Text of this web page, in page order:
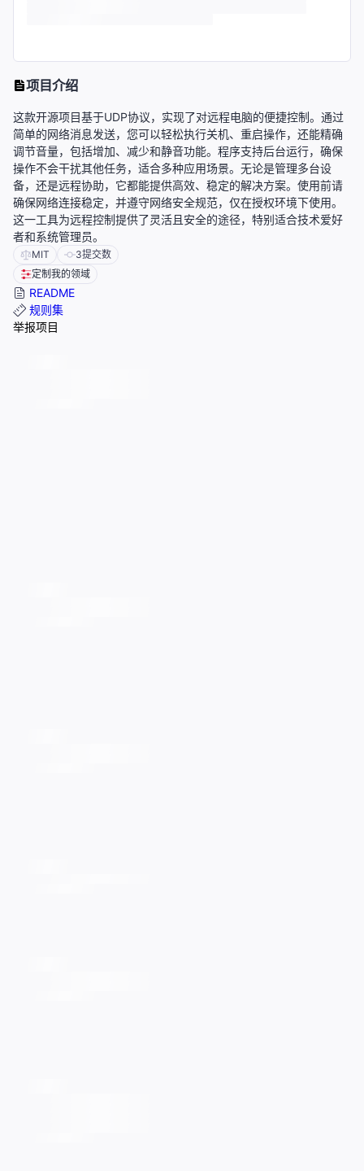
项目介绍
这款开源项目基于UDP协议，实现了对远程电脑的便捷控制。通过
简单的网络消息发送，您可以轻松执行关机、重启操作，还能精确
调节音量，包括增加、减少和静音功能。程序支持后台运行，确保
操作不会干扰其他任务，适合多种应用场景。无论是管理多台设
备，还是远程协助，它都能提供高效、稳定的解决方案。使用前请
确保网络连接稳定，并遵守网络安全规范，仅在授权环境下使用。
这一工具为远程控制提供了灵活且安全的途径，特别适合技术爱好
者和系统管理员。
MIT 3提交数
定制我的领域
README
规则集
举报项目